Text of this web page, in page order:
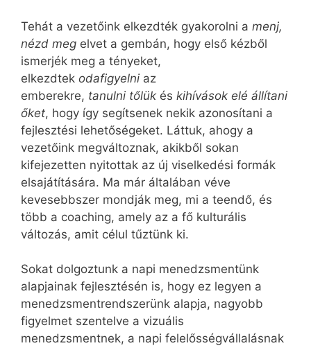
Tehát a vezetőink elkezdték gyakorolni a menj,
nézd meg elvet a gembán, hogy első kézből
ismerjék meg a tényeket,
elkezdtek odafigyelni az
emberekre, tanulni tőlük és kihívások elé állítani
őket, hogy így segítsenek nekik azonosítani a
fejlesztési lehetőségeket. Láttuk, ahogy a
vezetőink megváltoznak, akikből sokan
kifejezetten nyitottak az új viselkedési formák
elsajátítására. Ma már általában véve
kevesebbszer mondják meg, mi a teendő, és
több a coaching, amely az a fő kulturális
változás, amit célul tűztünk ki.
Sokat dolgoztunk a napi menedzsmentünk
alapjainak fejlesztésén is, hogy ez legyen a
menedzsmentrendszerünk alapja, nagyobb
figyelmet szentelve a vizuális
menedzsmentnek, a napi felelősségvállalásnak